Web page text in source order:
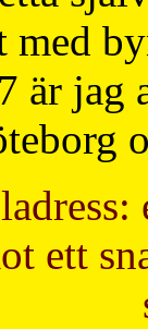
med
är
ett